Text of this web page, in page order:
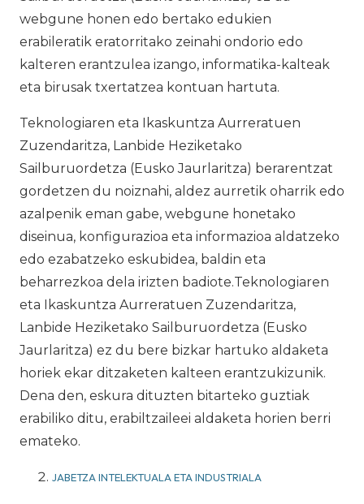
webgune honen edo bertako edukien
erabileratik eratorritako zeinahi ondorio edo
kalteren erantzulea izango, informatika-kalteak
eta birusak txertatzea kontuan hartuta.
Teknologiaren eta Ikaskuntza Aurreratuen
Zuzendaritza, Lanbide Heziketako
Sailburuordetza (Eusko Jaurlaritza) berarentzat
gordetzen du noiznahi, aldez aurretik oharrik edo
azalpenik eman gabe, webgune honetako
diseinua, konfigurazioa eta informazioa aldatzeko
edo ezabatzeko eskubidea, baldin eta
beharrezkoa dela irizten badiote.Teknologiaren
eta Ikaskuntza Aurreratuen Zuzendaritza,
Lanbide Heziketako Sailburuordetza (Eusko
Jaurlaritza) ez du bere bizkar hartuko aldaketa
horiek ekar ditzaketen kalteen erantzukizunik.
Dena den, eskura dituzten bitarteko guztiak
erabiliko ditu, erabiltzaileei aldaketa horien berri
emateko.
JABETZA INTELEKTUALA ETA INDUSTRIALA